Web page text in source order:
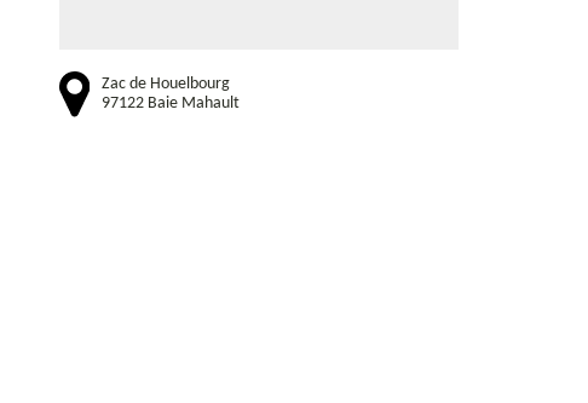
Zac de Houelbourg
97122 Baie Mahault